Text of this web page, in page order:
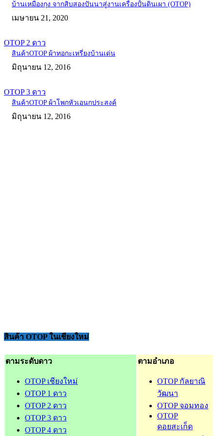
บ้านเหมืองกุง จากสิบสองปันนาสู่งานเครื่องปั้นดินเผา (OTOP)
เมษายน 21, 2020
OTOP 2 ดาว
สินค้าOTOP ผ้าทอกะเหรี่ยงบ้านเด่น
มิถุนายน 12, 2016
OTOP 3 ดาว
สินค้าOTOP ผ้าโพกหัวเอนกประสงค์
มิถุนายน 12, 2016
สินค้า OTOP ในเชียงใหม่
ตามระดับดาว
OTOP เชียงใหม่
OTOP 1 ดาว
OTOP 2 ดาว
OTOP 3 ดาว
OTOP 4 ดาว
ตามอำเภอ
OTOP กัลยาณิ
วัฒนา
OTOP จอมทอง
OTOP
ดอยสะเก็ด